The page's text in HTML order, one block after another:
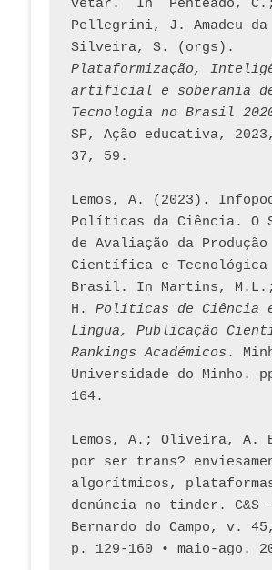
vetar.  In  Penteado, C.;
Pellegrini, J. Amadeu da
Plataformização,
artificial e soberania de
Tecnologia no Brasil
SP, Ação educativa,
37, 59.
Lemos, A. (2023).
Políticas da Ciência. O
de Avaliação da Produção
Científica e Tecnológica
Brasil. In Martins,
H. Políticas de Ciência
Língua, Publicação
Rankings Académicos .
Universidade do Minho.
164.
Lemos, A.; Oliveira, A.
por ser trans?
algorítmicos,
denúncia no tinder. C&S
Bernardo do Campo, v.
p. 129-160 • maio-ago.